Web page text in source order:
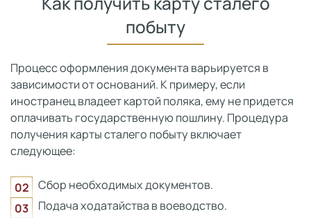
побыту
Процесс оформления документа варьируется в
зависимости от оснований. К примеру, если
иностранец владеет картой поляка, ему не придется
оплачивать государственную пошлину. Процедура
получения карты сталего побыту включает
следующее:
Сбор необходимых документов.
Подача ходатайства в воеводство.